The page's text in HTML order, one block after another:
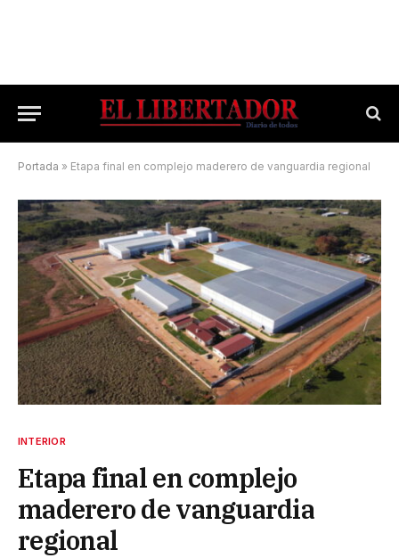
Portada » Etapa final en complejo maderero de vanguardia regional
INTERIOR
Etapa final en complejo
maderero de vanguardia
regional